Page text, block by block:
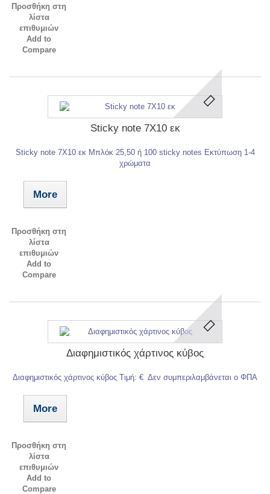
Προσθήκη στη
λίστα
επιθυμιών
Add to
Compare
Sticky note 7X10 εκ
Sticky note 7X10 εκ Mπλόκ 25,50 ή 100 sticky notes Eκτύπωση 1-4
χρώματα
More
Προσθήκη στη
λίστα
επιθυμιών
Add to
Compare
Διαφημιστικός χάρτινος κύβος
Διαφημιστικός χάρτινος κύβος Τιμή: € Δεν συμπεριλαμβάνεται ο ΦΠΑ
More
Προσθήκη στη
λίστα
επιθυμιών
Add to
Compare